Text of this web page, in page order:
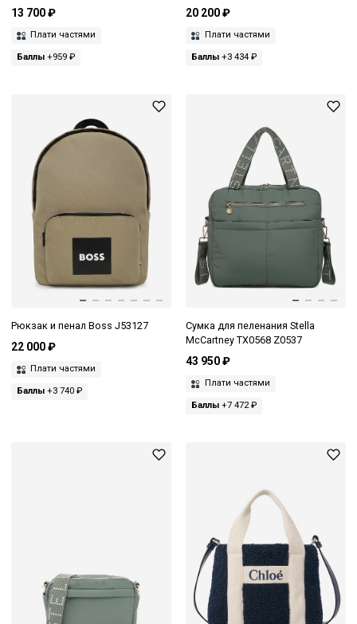
13 700 ₽
Плати частями
Баллы +959 ₽
20 200 ₽
Плати частями
Баллы+3 434 ₽
Рюкзак и пенал Boss J53127
22 000 ₽
Плати частями
Баллы +3 740 ₽
Сумка для пеленания Stella
McCartney TX0568 Z0537
43 950 ₽
Плати частями
Баллы+7 472 ₽